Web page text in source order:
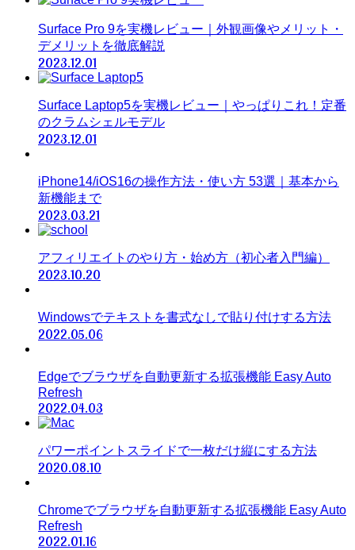
Surface Pro 9を実機レビュー｜外観画像やメリット・
デメリットを徹底解説
2023.12.01
Surface Laptop5を実機レビュー｜やっぱりこれ！定番
のクラムシェルモデル
2023.12.01
iPhone14/iOS16の操作方法・使い方 53選｜基本から
新機能まで
2023.03.21
アフィリエイトのやり方・始め方（初心者入門編）
2023.10.20
Windowsでテキストを書式なしで貼り付けする方法
2022.05.06
Edgeでブラウザを自動更新する拡張機能 Easy Auto
Refresh
2022.04.03
パワーポイントスライドで一枚だけ縦にする方法
2020.08.10
Chromeでブラウザを自動更新する拡張機能 Easy Auto
Refresh
2022.01.16